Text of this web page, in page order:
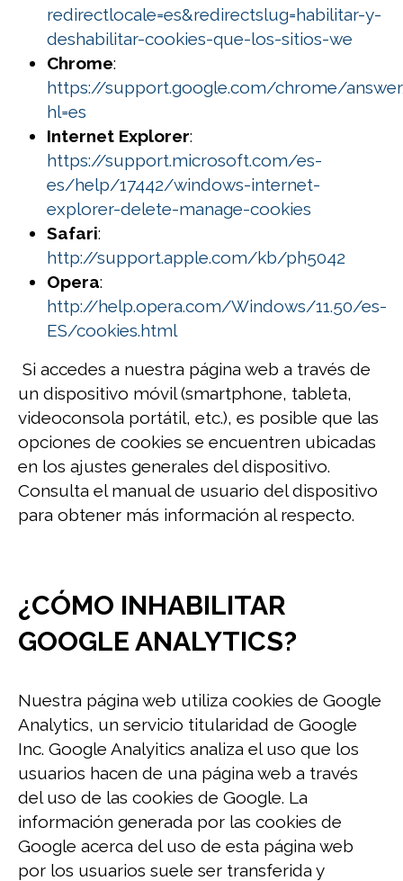
redirectlocale=es&redirectslug=habilitar-y-
deshabilitar-cookies-que-los-sitios-we
Chrome:
https://support.google.com/chrome/
hl=es
Internet Explorer:
https://support.microsoft.com/es-
es/help/17442/windows-internet-
explorer-delete-manage-cookies
Safari:
http://support.apple.com/kb/ph5042
Opera:
http://help.opera.com/Windows/11.50/es-
ES/cookies.html
Si accedes a nuestra página web a través de
un dispositivo móvil (smartphone, tableta,
videoconsola portátil, etc.), es posible que las
opciones de cookies se encuentren ubicadas
en los ajustes generales del dispositivo.
Consulta el manual de usuario del dispositivo
para obtener más información al respecto.
¿CÓMO INHABILITAR
GOOGLE ANALYTICS?
Nuestra página web utiliza cookies de Google
Analytics, un servicio titularidad de Google
Inc. Google Analyitics analiza el uso que los
usuarios hacen de una página web a través
del uso de las cookies de Google. La
información generada por las cookies de
Google acerca del uso de esta página web
por los usuarios suele ser transferida y